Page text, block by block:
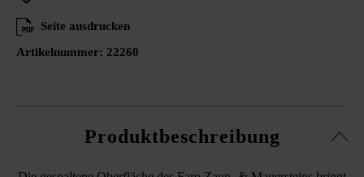
Seite ausdrucken
Artikelnummer: 22260
Produktbeschreibung